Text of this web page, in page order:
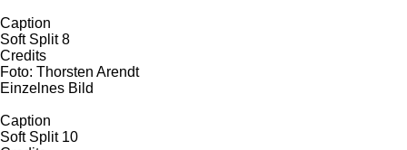
Caption
Soft Split 8
Credits
Foto: Thorsten Arendt
Einzelnes Bild
Caption
Soft Split 10